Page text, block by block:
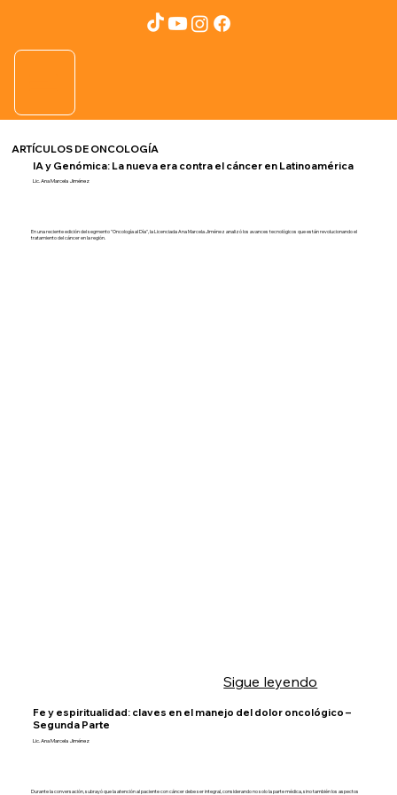
ARTÍCULOS DE ONCOLOGÍA
IA y Genómica: La nueva era contra el cáncer en Latinoamérica
Lic. Ana Marcela Jiménez
En una reciente edición del segmento "Oncología al Día", la Licenciada Ana Marcela Jiménez analizó los avances tecnológicos que están revolucionando el
tratamiento del cáncer en la región.
Sigue leyendo
Fe y espiritualidad: claves en el manejo del dolor oncológico –
Segunda Parte
Lic. Ana Marcela Jiménez
Durante la conversación, subrayó que la atención al paciente con cáncer debe ser integral, considerando no solo la parte médica, sino también los aspectos